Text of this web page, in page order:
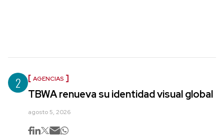
2 AGENCIAS
TBWA renueva su identidad visual global
agosto 5, 2026